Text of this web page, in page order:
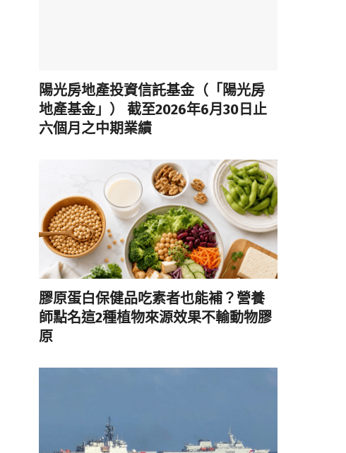
陽光房地產投資信託基金（「陽光房
地產基金」） 截至2026年6月30日止
六個月之中期業績
膠原蛋白保健品吃素者也能補？營養
師點名這2種植物來源效果不輸動物膠
原